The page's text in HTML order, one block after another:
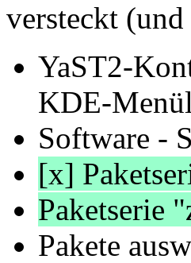
versteckt
YaST2-
KDE-
Software -
[x]
Paketserie
Pakete